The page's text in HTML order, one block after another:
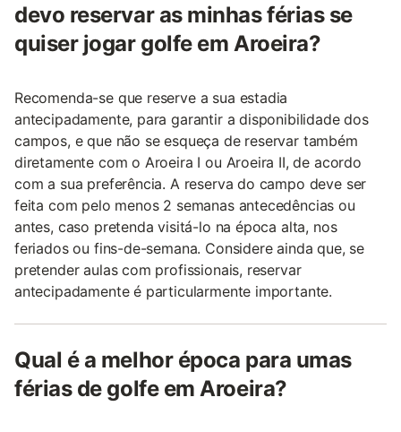
devo reservar as minhas férias se
quiser jogar golfe em Aroeira?
Recomenda-se que reserve a sua estadia
antecipadamente, para garantir a disponibilidade dos
campos, e que não se esqueça de reservar também
diretamente com o Aroeira I ou Aroeira II, de acordo
com a sua preferência. A reserva do campo deve ser
feita com pelo menos 2 semanas antecedências ou
antes, caso pretenda visitá-lo na época alta, nos
feriados ou fins-de-semana. Considere ainda que, se
pretender aulas com profissionais, reservar
antecipadamente é particularmente importante.
Qual é a melhor época para umas
férias de golfe em Aroeira?